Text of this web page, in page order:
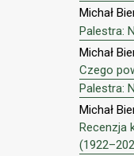
Michał
Palestra:
Michał
Czego
Palestra:
Michał
Recenzja